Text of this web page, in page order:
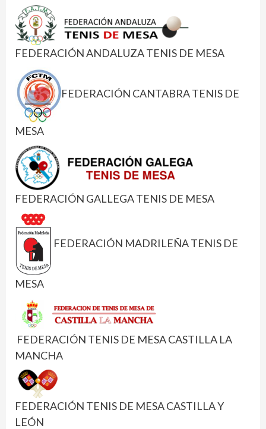
FEDERACIÓN ANDALUZA TENIS DE MESA
FEDERACIÓN CANTABRA TENIS DE
MESA
FEDERACIÓN GALLEGA TENIS DE MESA
FEDERACIÓN MADRILEÑA TENIS DE
MESA
FEDERACIÓN TENIS DE MESA CASTILLA LA
MANCHA
FEDERACIÓN TENIS DE MESA CASTILLA Y
LEÓN